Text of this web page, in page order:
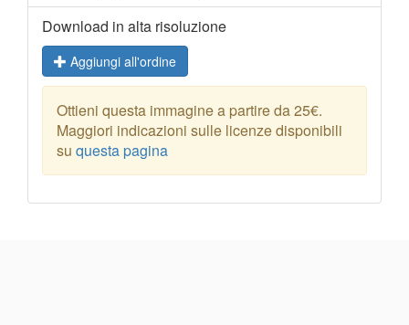
Download in alta risoluzione
Aggiungi all'ordine
Ottieni questa immagine a partire da 25€.
Maggiori indicazioni sulle licenze disponibili
su questa pagina